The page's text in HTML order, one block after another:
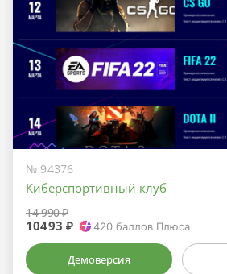
№ 94376
Киберспортивный клуб
14 990 ₽
10493 ₽ 420 баллов Плюса
Демоверсия